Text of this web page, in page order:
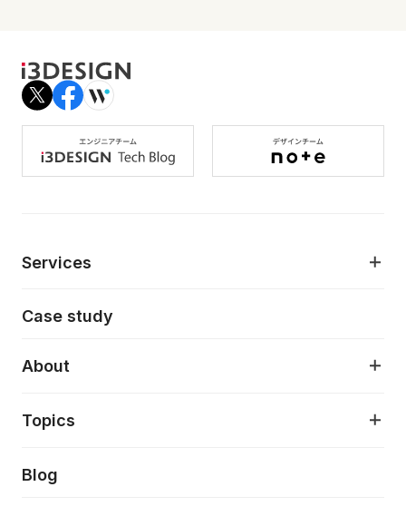
Services
AI駆動開発支援
モダナイゼーション
Case study
About
About
Topics
Press release
Blog